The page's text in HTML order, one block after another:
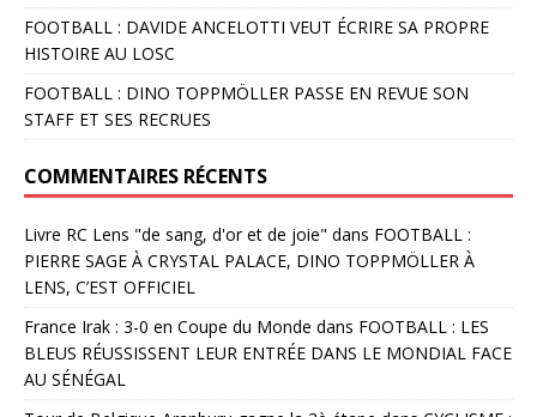
FOOTBALL : DAVIDE ANCELOTTI VEUT ÉCRIRE SA PROPRE
HISTOIRE AU LOSC
FOOTBALL : DINO TOPPMÖLLER PASSE EN REVUE SON
STAFF ET SES RECRUES
COMMENTAIRES RÉCENTS
Livre RC Lens "de sang, d'or et de joie" dans FOOTBALL :
PIERRE SAGE À CRYSTAL PALACE, DINO TOPPMÖLLER À
LENS, C’EST OFFICIEL
France Irak : 3-0 en Coupe du Monde dans FOOTBALL : LES
BLEUS RÉUSSISSENT LEUR ENTRÉE DANS LE MONDIAL FACE
AU SÉNÉGAL